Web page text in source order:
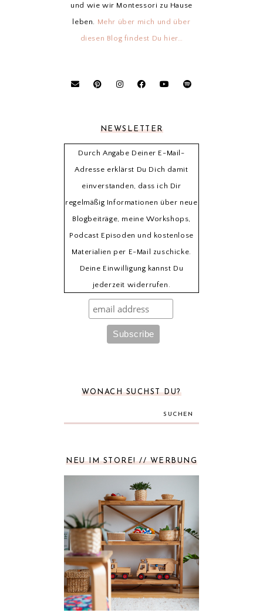
und wie wir Montessori zu Hause
leben. Mehr über mich und über
diesen Blog findest Du hier…
NEWSLETTER
Durch Angabe Deiner E-Mail-
Adresse erklärst Du Dich damit
einverstanden, dass ich Dir
regelmäßig Informationen über neue
Blogbeiträge, meine Workshops,
Podcast Episoden und kostenlose
Materialien per E-Mail zuschicke.
Deine Einwilligung kannst Du
jederzeit widerrufen.
WONACH SUCHST DU?
SUCHEN
NEU IM STORE! // WERBUNG